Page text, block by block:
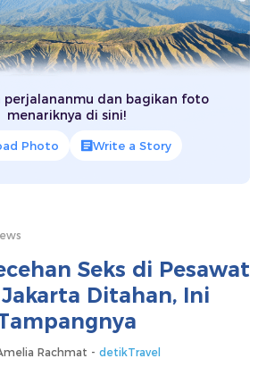
perjalananmu dan bagikan foto
menariknya di sini!
Photo Write a Story
Seks di Pesawat
Ditahan, Ini
Rachmat - detikTravel